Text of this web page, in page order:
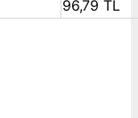
96,79 TL